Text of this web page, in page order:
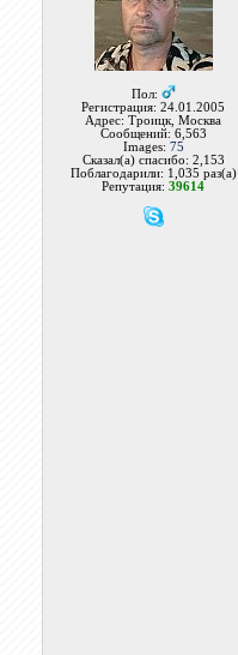
Пол:
Регистрация: 24.01.2005
Адрес: Троицк, Москва
Сообщений: 6,563
Images: 75
Сказал(а) спасибо: 2,153
Поблагодарили: 1,035 раз(а)
Репутация:39614